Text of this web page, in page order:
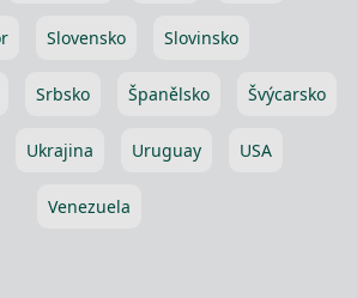
Slovensko Slovinsko
Srbsko Španělsko Švýcarsko
Ukrajina Uruguay USA
Venezuela